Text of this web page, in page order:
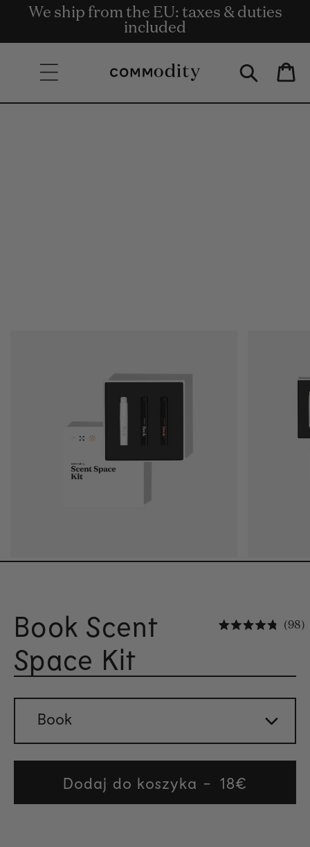
Skip to content
Bezpłatna dostawa przy zamówieniach
o wartości co najmniej 135 €.
We ship from the EU: taxes & duties
included
Get rewards for shopping with
Commodity.Circle
Bag
Book Scent
Space Kit
98
Book
Dodaj do koszyka
Regular
price
18€